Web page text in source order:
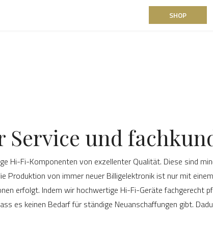
SHOP
Service und
Hi-Fi-Komponenten von exzellenter Qualität. Diese sind
Produktion von immer neuer Billigelektronik ist nur mit
erfolgt. Indem wir hochwertige Hi-Fi-Geräte fachgerecht
es keinen Bedarf für ständige Neuanschaffungen gibt.